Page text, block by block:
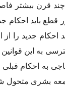
قطع باید
احكام جدید را از
به این قوانین
به احكام
بشرى متحول شده